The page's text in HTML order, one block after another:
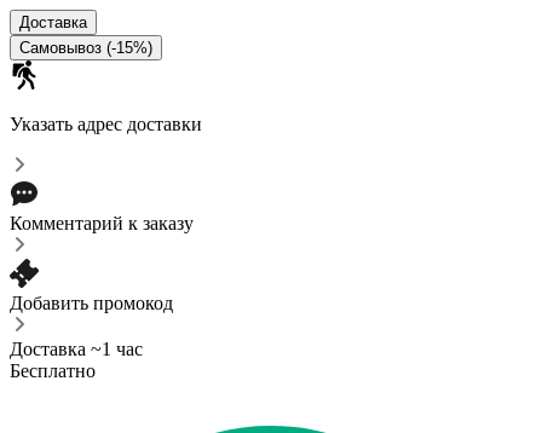
Доставка
Самовывоз (-15%)
Указать адрес доставки
Комментарий к заказу
Добавить промокод
Доставка ~1 час
Бесплатно